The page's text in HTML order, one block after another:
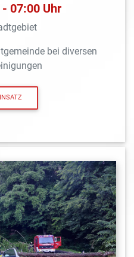
07:00 Uhr
bei diversen